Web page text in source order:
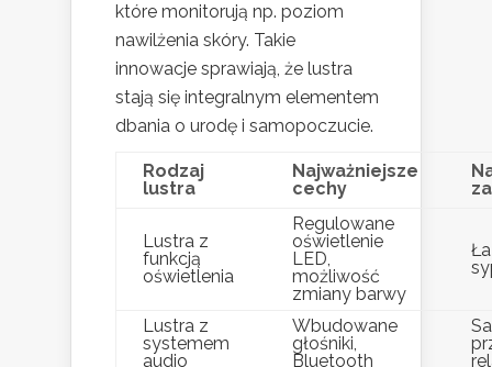
które monitorują np. poziom
nawilżenia skóry. Takie
innowacje sprawiają, że lustra
stają się integralnym elementem
dbania o urodę i samopoczucie.
Rodzaj
lustra
Najważniejsze
cechy
Lustra z
funkcją
oświetlenia
Regulowane
oświetlenie
LED,
możliwość
zmiany barwy
Lustra z
systemem
audio
Wbudowane
głośniki,
Bluetooth